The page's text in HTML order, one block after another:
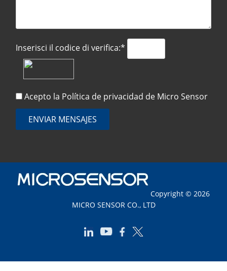
Inserisci il codice di verifica:*
Acepto la Política de privacidad de Micro Sensor
ENVIAR MENSAJES
Copyright © 2026
MICRO SENSOR CO., LTD